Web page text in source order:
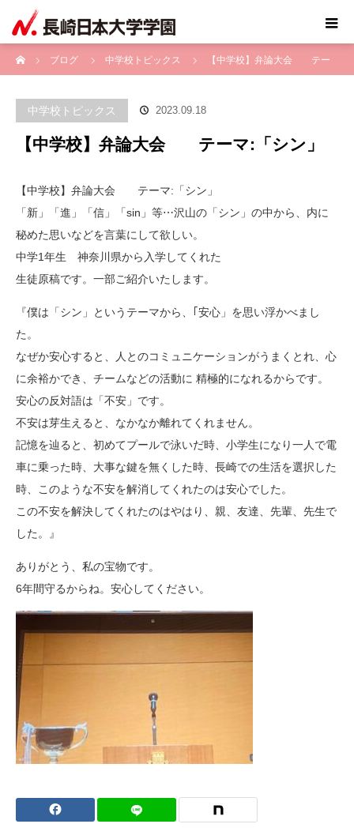
ブログ
中学校トピックス 【中学校】弁論大会 テー
中学校トピックス 2023.09.18
【中学校】弁論大会 テーマ:「シン」
【中学校】弁論大会 テーマ:「シン」
「新」「進」「信」「sin」等⋯沢山の「シン」の中から、内に
秘めた思いなどを言葉にして欲しい。
中学1年生 神奈川県から入学してくれた
生徒原稿です。一部ご紹介いたします。
『僕は「シン」というテーマから、｢安心」を思い浮かべまし
た。
なぜか安心すると、人とのコミュニケーションがうまくとれ、心
に余裕かでき、チームなどの活動に 精極的になれるからです。
安心の反対語は「不安」です。
不安は芽生えると、なかなか離れてくれません。
記憶を辿ると、初めてプールで泳いだ時、小学生になり一人で電
車に乗った時、大事な鍵を無くした時、長崎での生活を選択した
時、このような不安を解消してくれたのは安心でした。
この不安を解決してくれたのはやはり、親、友達、先輩、先生で
した。』
ありがとう、私の宝物です。
6年間守るからね。安心してください。